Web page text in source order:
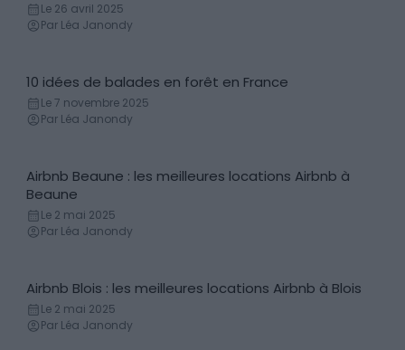
Le 26 avril 2025
Par Léa Janondy
Forêt
10 idées de balades en forêt en France
Le 7 novembre 2025
Par Léa Janondy
Locations de vacances
Airbnb Beaune : les meilleures locations Airbnb à
Beaune
Le 2 mai 2025
Par Léa Janondy
Locations de vacances
Airbnb Blois : les meilleures locations Airbnb à Blois
Le 2 mai 2025
Par Léa Janondy